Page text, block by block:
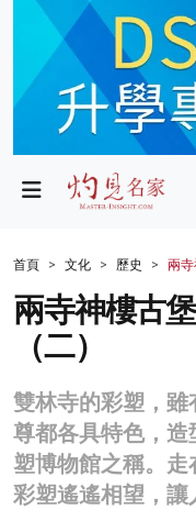
政局
財經
生活
健康
商業
科技
影片
首頁 文化 歷史 兩
兩寺神樓古
（二）
雙林寺的彩塑，
尊都各具特色，
塑博物館之稱。
彩塑遙遙相望，